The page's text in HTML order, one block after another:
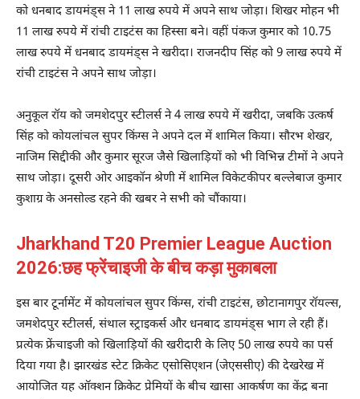
को धनबाद डायमंड्स ने 11 लाख रुपये में अपने साथ जोड़ा। शिखर मोहन भी
11 लाख रुपये में रांची टाइटंस का हिस्सा बने। वहीं पंकज कुमार को 10.75
लाख रुपये में धनबाद डायमंड्स ने खरीदा। राजनदीप सिंह को 9 लाख रुपये में
रांची टाइटंस ने अपने साथ जोड़ा।
अनुकूल रॉय को जमशेदपुर स्टीलर्स ने 4 लाख रुपये में खरीदा, जबकि उत्कर्ष
सिंह को कोयलांचल सुपर किंग्स ने अपने दल में शामिल किया। सौरभ शेखर,
नाजिम सिद्दीकी और कुमार सूरज जैसे खिलाड़ियों को भी विभिन्न टीमों ने अपने
साथ जोड़ा। दूसरी ओर आइकॉन श्रेणी में शामिल विकेटकीपर बल्लेबाज कुमार
कुशाग्र के अनसोल्ड रहने की खबर ने सभी को चौंकाया।
Jharkhand T20 Premier League Auction
2026:छह फ्रेंचाइजी के बीच कड़ा मुकाबला
इस बार टूर्नामेंट में कोयलांचल सुपर किंग्स, रांची टाइटंस, छोटानागपुर रॉयल्स,
जमशेदपुर स्टीलर्स, संथाल स्ट्राइकर्स और धनबाद डायमंड्स भाग ले रही हैं।
प्रत्येक फ्रेंचाइजी को खिलाड़ियों की खरीदारी के लिए 50 लाख रुपये का पर्स
दिया गया है। झारखंड स्टेट क्रिकेट एसोसिएशन (जेएससीए) की देखरेख में
आयोजित यह ऑक्शन क्रिकेट प्रेमियों के बीच खासा आकर्षण का केंद्र बना